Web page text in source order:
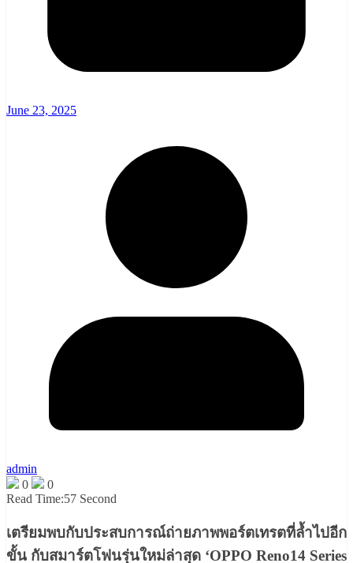
June 23, 2025
admin
0
0
Read Time:57 Second
เตรียมพบกับประสบการณ์ถ่ายภาพพอร์ตเทรตที่ล้ำไปอีก
ขั้น กับสมาร์ตโฟนรุ่นใหม่ล่าสุด ‘OPPO Reno14 Series